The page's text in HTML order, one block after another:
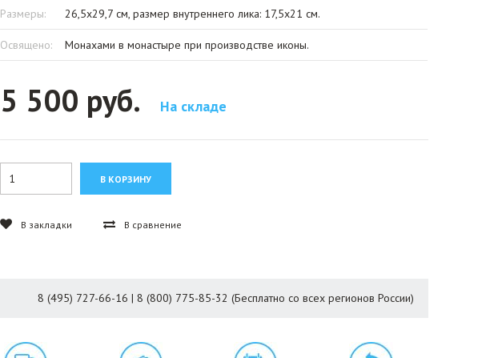
Размеры: 26,5х29,7 см, размер внутреннего лика: 17,5х21 см.
Освящено: Монахами в монастыре при производстве иконы.
5 500 руб. На складе
В закладки В сравнение
8 (495) 727-66-16 | 8 (800) 775-85-32 (Бесплатно со всех регионов России)